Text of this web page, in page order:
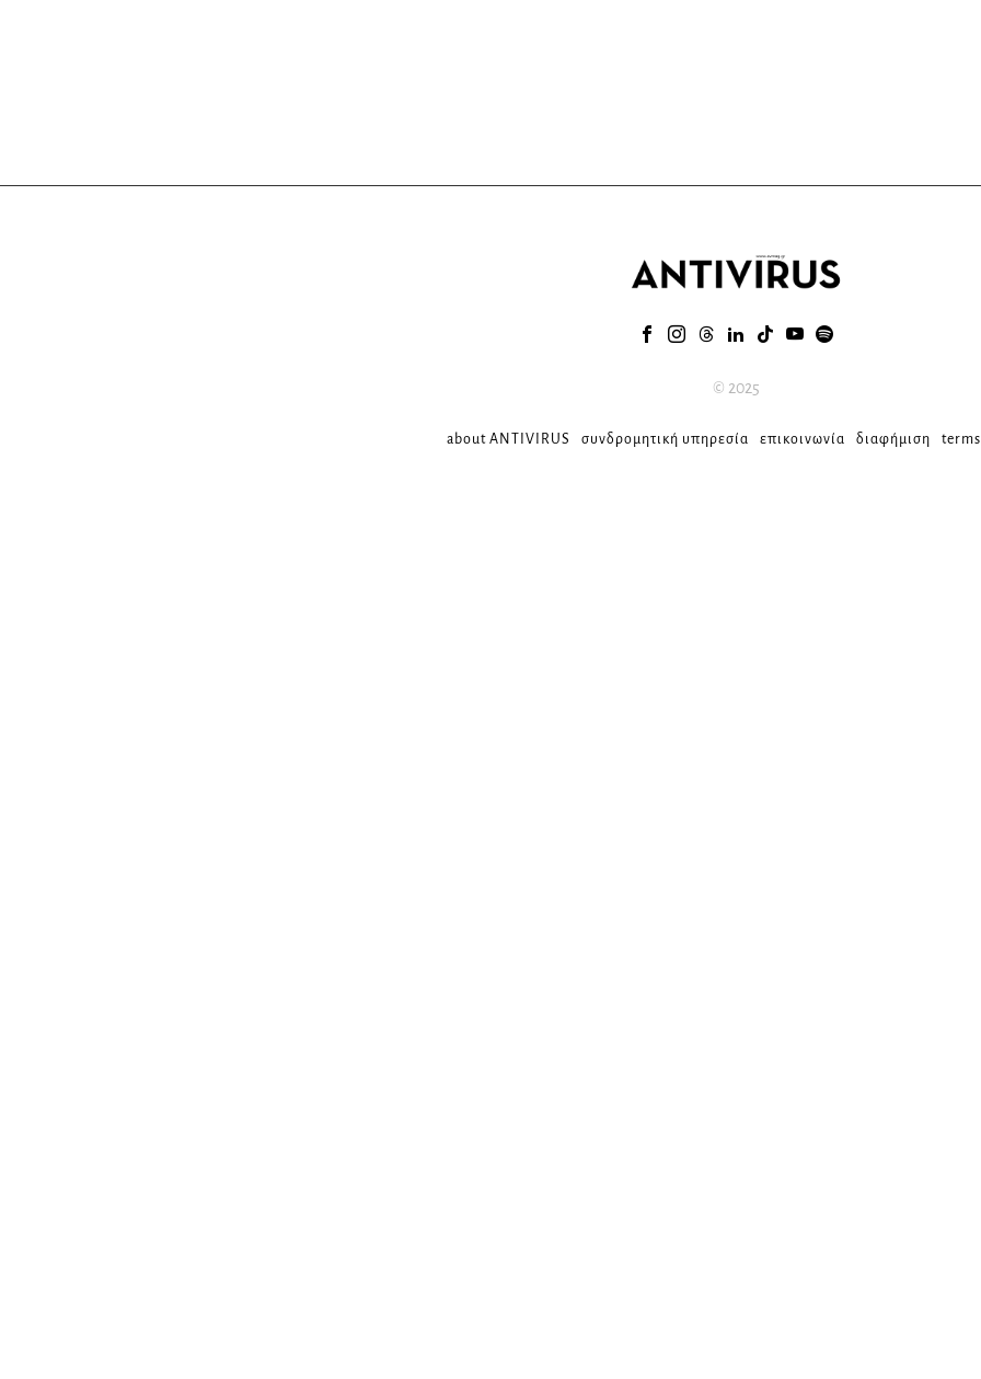
© 2025
about ANTIVIRUS συνδρομητική υπηρεσία επικοινωνία διαφήμιση